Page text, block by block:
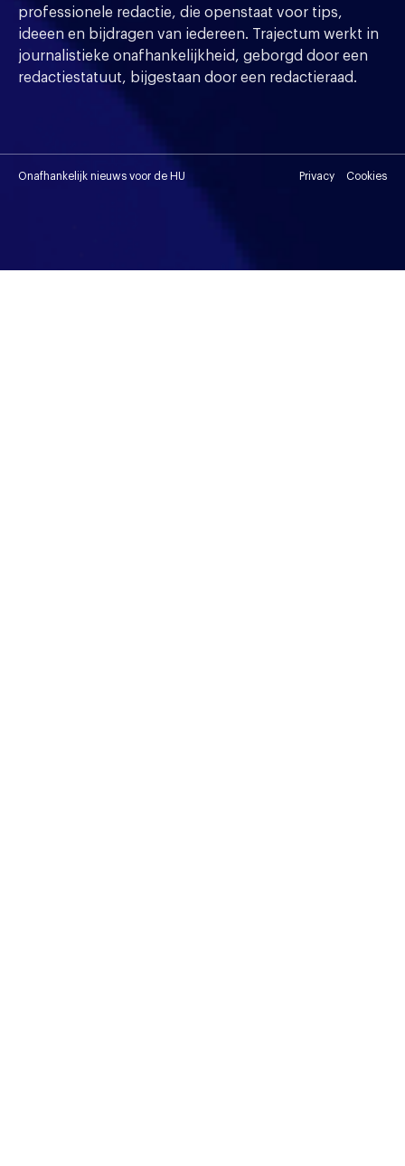
professionele redactie, die openstaat voor tips,
ideeen en bijdragen van iedereen. Trajectum werkt in
journalistieke onafhankelijkheid, geborgd door een
redactiestatuut, bijgestaan door een redactieraad.
Onafhankelijk nieuws voor de HU Privacy Cookies